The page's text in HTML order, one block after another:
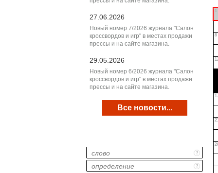
27.06.2026
Новый номер 7/2026 журнала "Салон
кроссвордов и игр" в местах продажи
прессы и на сайте магазина.
29.05.2026
Новый номер 6/2026 журнала "Салон
кроссвордов и игр" в местах продажи
прессы и на сайте магазина.
Все новости...
1
8